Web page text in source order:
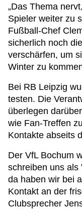
„Das Thema
Spieler weiter zu
Fußball-Chef
sicherlich noch
verschärfen, um
Winter zu
Bei RB Leipzig
testen. Die
überlegen
wie Fan-Treffen
Kontakte abseits
Der VfL Bochum
schreiben uns als
da haben wir bei
Kontakt an der
Clubsprecher